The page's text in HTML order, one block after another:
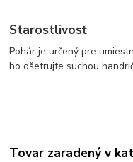
Starostlivosť
Pohár je určený pre
ho ošetrujte suchou
Tovar zaradený v